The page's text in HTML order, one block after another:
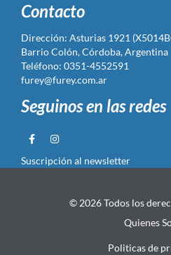
Contacto
Dirección: Asturias 1921
Barrio Colón, Córdoba, Argentina
Teléfono: 0351-4552591
furey@furey.com.ar
Seguinos en las redes
Suscripción al newsletter
© 2026 Todos los
Quienes
Politicas de